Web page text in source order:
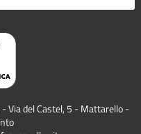
Via del Castel, 5 - Mattarello -